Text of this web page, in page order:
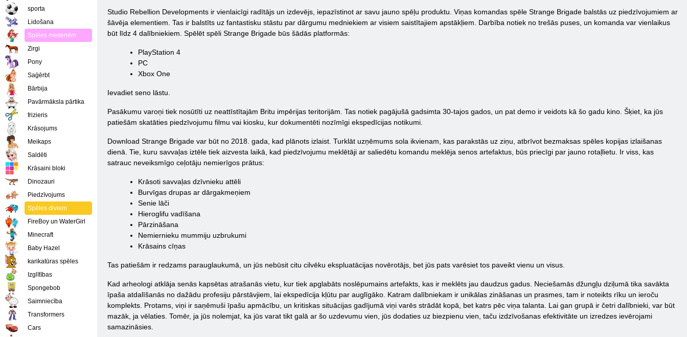
Studio Rebellion Developments ir vienlaicīgi radītājs un izdevējs, iepazīstinot ar savu jauno spēļu produktu. Viņas komandas spēle Strange Brigade balstās uz piedzīvojumiem ar
šāvēja elementiem. Tas ir balstīts uz fantastisku stāstu par dārgumu medniekiem ar visiem saistītajiem apstākļiem. Darbība notiek no trešās puses, un komanda var vienlaikus
būt līdz 4 dalībniekiem. Spēlēt spēli Strange Brigade būs šādās platformās:
PlayStation 4
PC
Xbox One
Ievadiet seno lāstu.
Pasākumu varoņi tiek nosūtīti uz neattīstītajām Britu impērijas teritorijām. Tas notiek pagājušā gadsimta 30-tajos gados, un pat demo ir veidots kā šo gadu kino. Šķiet, ka jūs
patiešām skatāties piedzīvojumu filmu vai kiosku, kur dokumentēti nozīmīgi ekspedīcijas notikumi.
Download Strange Brigade var būt no 2018. gada, kad plānots izlaist. Turklāt uzņēmums sola ikvienam, kas parakstās uz ziņu, atbrīvot bezmaksas spēles kopijas izlaišanas
dienā. Tie, kuru savvaļas iztēle tiek aizvesta laikā, kad piedzīvojumu meklētāji ar saliedētu komandu meklēja senos artefaktus, būs priecīgi par jauno rotaļlietu. Ir viss, kas
satrauc neveiksmīgo ceļotāju nemierīgos prātus:
Krāsoti savvaļas dzīvnieku attēli
Burvīgas drupas ar dārgakmeņiem
Senie lāči
Hieroglifu vadīšana
Pārzināšana
Nemiernieku mummiju uzbrukumi
Krāsains cīņas
Tas patiešām ir redzams parauglaukumā, un jūs nebūsit citu cilvēku ekspluatācijas novērotājs, bet jūs pats varēsiet tos paveikt vienu un visus.
Kad arheologi atklāja senās kapsētas atrašanās vietu, kur tiek apglabāts noslēpumains artefakts, kas ir meklēts jau daudzus gadus. Neciešamās džungļu dziļumā tika savākta
īpaša atdalīšanās no dažādu profesiju pārstāvjiem, lai ekspedīcija kļūtu par auglīgāko. Katram dalībniekam ir unikālas zināšanas un prasmes, tam ir noteikts rīku un ieroču
komplekts. Protams, viņi ir saņēmuši īpašu apmācību, un kritiskas situācijas gadījumā viņi varēs strādāt kopā, bet katrs pēc viņa talanta. Lai gan grupā ir četri dalībnieki, var būt
mazāk, ja vēlaties. Tomēr, ja jūs nolemjat, ka jūs varat tikt galā ar šo uzdevumu vien, jūs dodaties uz biezpienu vien, taču izdzīvošanas efektivitāte un izredzes ievērojami
samazināsies.
sporta
Lidošana
Spēles meitenēm
Zirgi
Pony
Saģērbt
Bārbija
Pavārmāksla pārtika
frizieris
Krāsojums
Meikaps
Saldēti
Krāsaini bloki
Dinozauri
Piedzīvojums
Spēles diviem
FireBoy un WaterGirl
Minecraft
Baby Hazel
karikatūras spēles
Izglītības
Spongebob
Saimniecība
Transformers
Cars